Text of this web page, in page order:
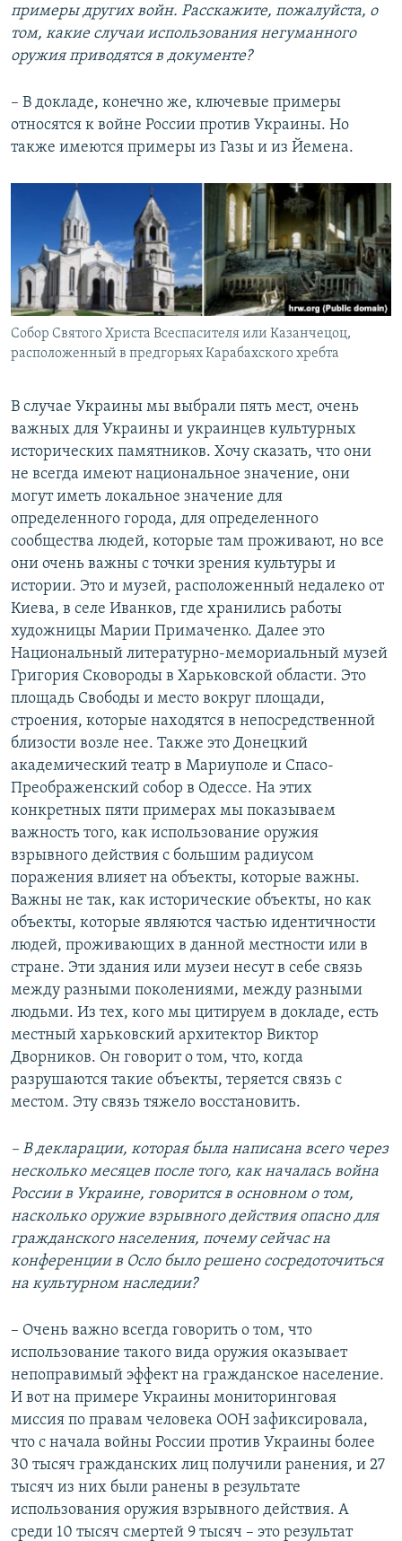
примеры других войн. Расскажите, пожалуйста, о
том, какие случаи использования негуманного
оружия приводятся в документе?
– В докладе, конечно же, ключевые примеры
относятся к войне России против Украины. Но
также имеются примеры из Газы и из Йемена.
Собор Святого Христа Всеспасителя или Казанчецоц,
расположенный в предгорьях Карабахского хребта
В случае Украины мы выбрали пять мест, очень
важных для Украины и украинцев культурных
исторических памятников. Хочу сказать, что они
не всегда имеют национальное значение, они
могут иметь локальное значение для
определенного города, для определенного
сообщества людей, которые там проживают, но все
они очень важны с точки зрения культуры и
истории. Это и музей, расположенный недалеко от
Киева, в селе Иванков, где хранились работы
художницы Марии Примаченко. Далее это
Национальный литературно-мемориальный музей
Григория Сковороды в Харьковской области. Это
площадь Свободы и место вокруг площади,
строения, которые находятся в непосредственной
близости возле нее. Также это Донецкий
академический театр в Мариуполе и Спасо-
Преображенский собор в Одессе. На этих
конкретных пяти примерах мы показываем
важность того, как использование оружия
взрывного действия с большим радиусом
поражения влияет на объекты, которые важны.
Важны не так, как исторические объекты, но как
объекты, которые являются частью идентичности
людей, проживающих в данной местности или в
стране. Эти здания или музеи несут в себе связь
между разными поколениями, между разными
людьми. Из тех, кого мы цитируем в докладе, есть
местный харьковский архитектор Виктор
Дворников. Он говорит о том, что, когда
разрушаются такие объекты, теряется связь с
местом. Эту связь тяжело восстановить.
– В декларации, которая была написана всего через
несколько месяцев после того, как началась война
России в Украине, говорится в основном о том,
насколько оружие взрывного действия опасно для
гражданского населения, почему сейчас на
конференции в Осло было решено сосредоточиться
на культурном наследии?
– Очень важно всегда говорить о том, что
использование такого вида оружия оказывает
непоправимый эффект на гражданское население.
И вот на примере Украины мониторинговая
миссия по правам человека ООН зафиксировала,
что с начала войны России против Украины более
30 тысяч гражданских лиц получили ранения, и 27
тысяч из них были ранены в результате
использования оружия взрывного действия. А
среди 10 тысяч смертей 9 тысяч – это результат